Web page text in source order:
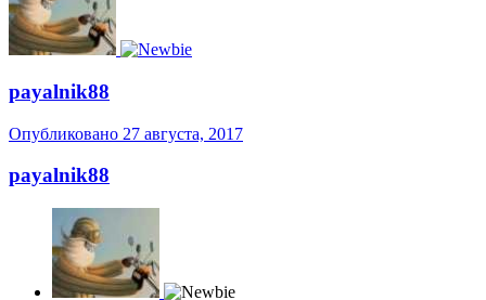
payalnik88
Опубликовано 27 августа, 2017
payalnik88